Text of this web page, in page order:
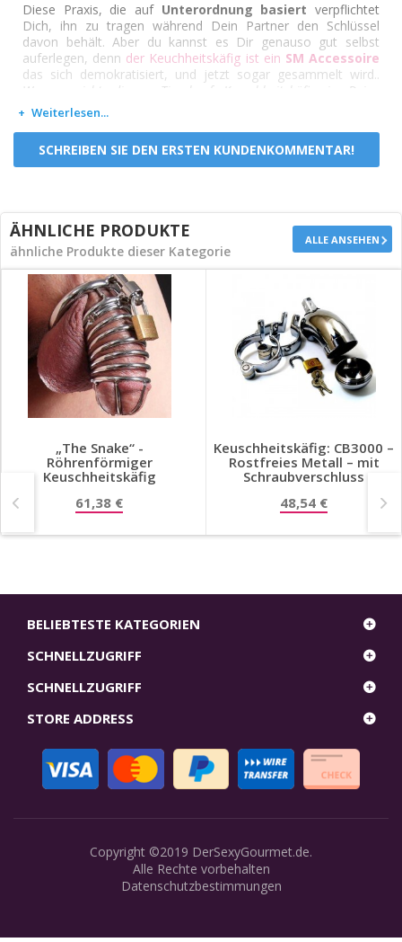
Diese Praxis, die auf Unterordnung basiert verpflichtet
Dich, ihn zu tragen während Dein Partner den Schlüssel
davon behält. Aber du kannst es Dir genauso gut selbst
auferlegen, denn der Keuchheitskäfig ist ein SM Accessoire
das sich demokratisiert, und jetzt sogar gesammelt wird..
Warum nicht diesen Tigerkopf Keuschheitskäfig in Deine
Sammlung aufnehmen ?
Zumal der Edelstahl-Keuschheitskäfig mit Tigerkopf mit
seinem Gewicht von 210 Gramm nicht in Vergessenheit
dass Dein Schwanz
Partner auf Dich !
Eigenschaften :
Einheits-Größe 45 mm
aus Edelstahl
Gewicht 210gr
Inklusive Vorhängeschloss
Weiterlesen...
SCHREIBEN SIE DEN ERSTEN KUNDENKOMMENTAR!
ÄHNLICHE PRODUKTE
ähnliche Produkte dieser Kategorie
ALLE ANSEHEN
„The Snake“ -
Röhrenförmiger
Keuschheitskäfig
61,38 €
Keuschheitskäfig: CB3000 –
Rostfreies Metall – mit
Schraubverschluss
48,54 €
BELIEBTESTE KATEGORIEN
SCHNELLZUGRIFF
SCHNELLZUGRIFF
STORE ADDRESS
Copyright ©2019 DerSexyGourmet.de.
Alle Rechte vorbehalten
Datenschutzbestimmungen